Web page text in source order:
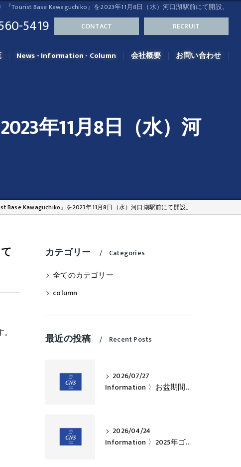
『Tourist Base Kawaguchiko』を2023年11月8日（水）河口湖駅前にて開設。
5419 CONTACT RECRUIT
News - Information - Column 会社概要 お問い合わせ
年11月8日（水）河
Base Kawaguchiko』を2023年11月8日（水）河口湖駅前にて開設。
カテゴリー Categories
全てのカテゴリー
column
最近の投稿 Recent Posts
2026/07/27
Information 〉お盆期間中の営業について
2026/04/24
Information 〉2025年ゴールデンウィークのお知らせ